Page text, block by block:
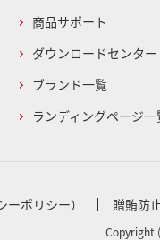
商品サポート
ダウンロードセンター
ブランド一覧
ランディングページ一
ポリシー） 贈賄防
Copyright